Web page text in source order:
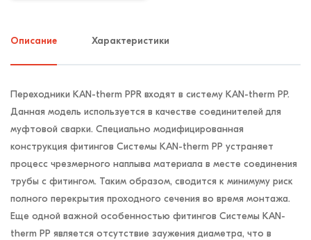
Описание Характеристики
Переходники KAN-therm PPR входят в систему KAN-therm PP.
Данная модель используется в качестве соединителей для
муфтовой сварки. Специально модифицированная
конструкция фитингов Системы KAN-therm PP устраняет
процесс чрезмерного наплыва материала в месте соединения
трубы с фитингом. Таким образом, сводится к минимуму риск
полного перекрытия проходного сечения во время монтажа.
Еще одной важной особенностью фитингов Системы KAN-
therm PP является отсутствие заужения диаметра, что в